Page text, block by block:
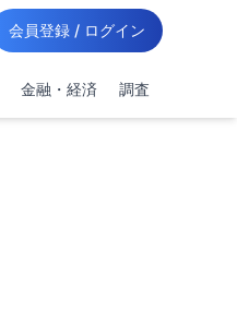
会員登録 / ログイン
金融・経済 調査